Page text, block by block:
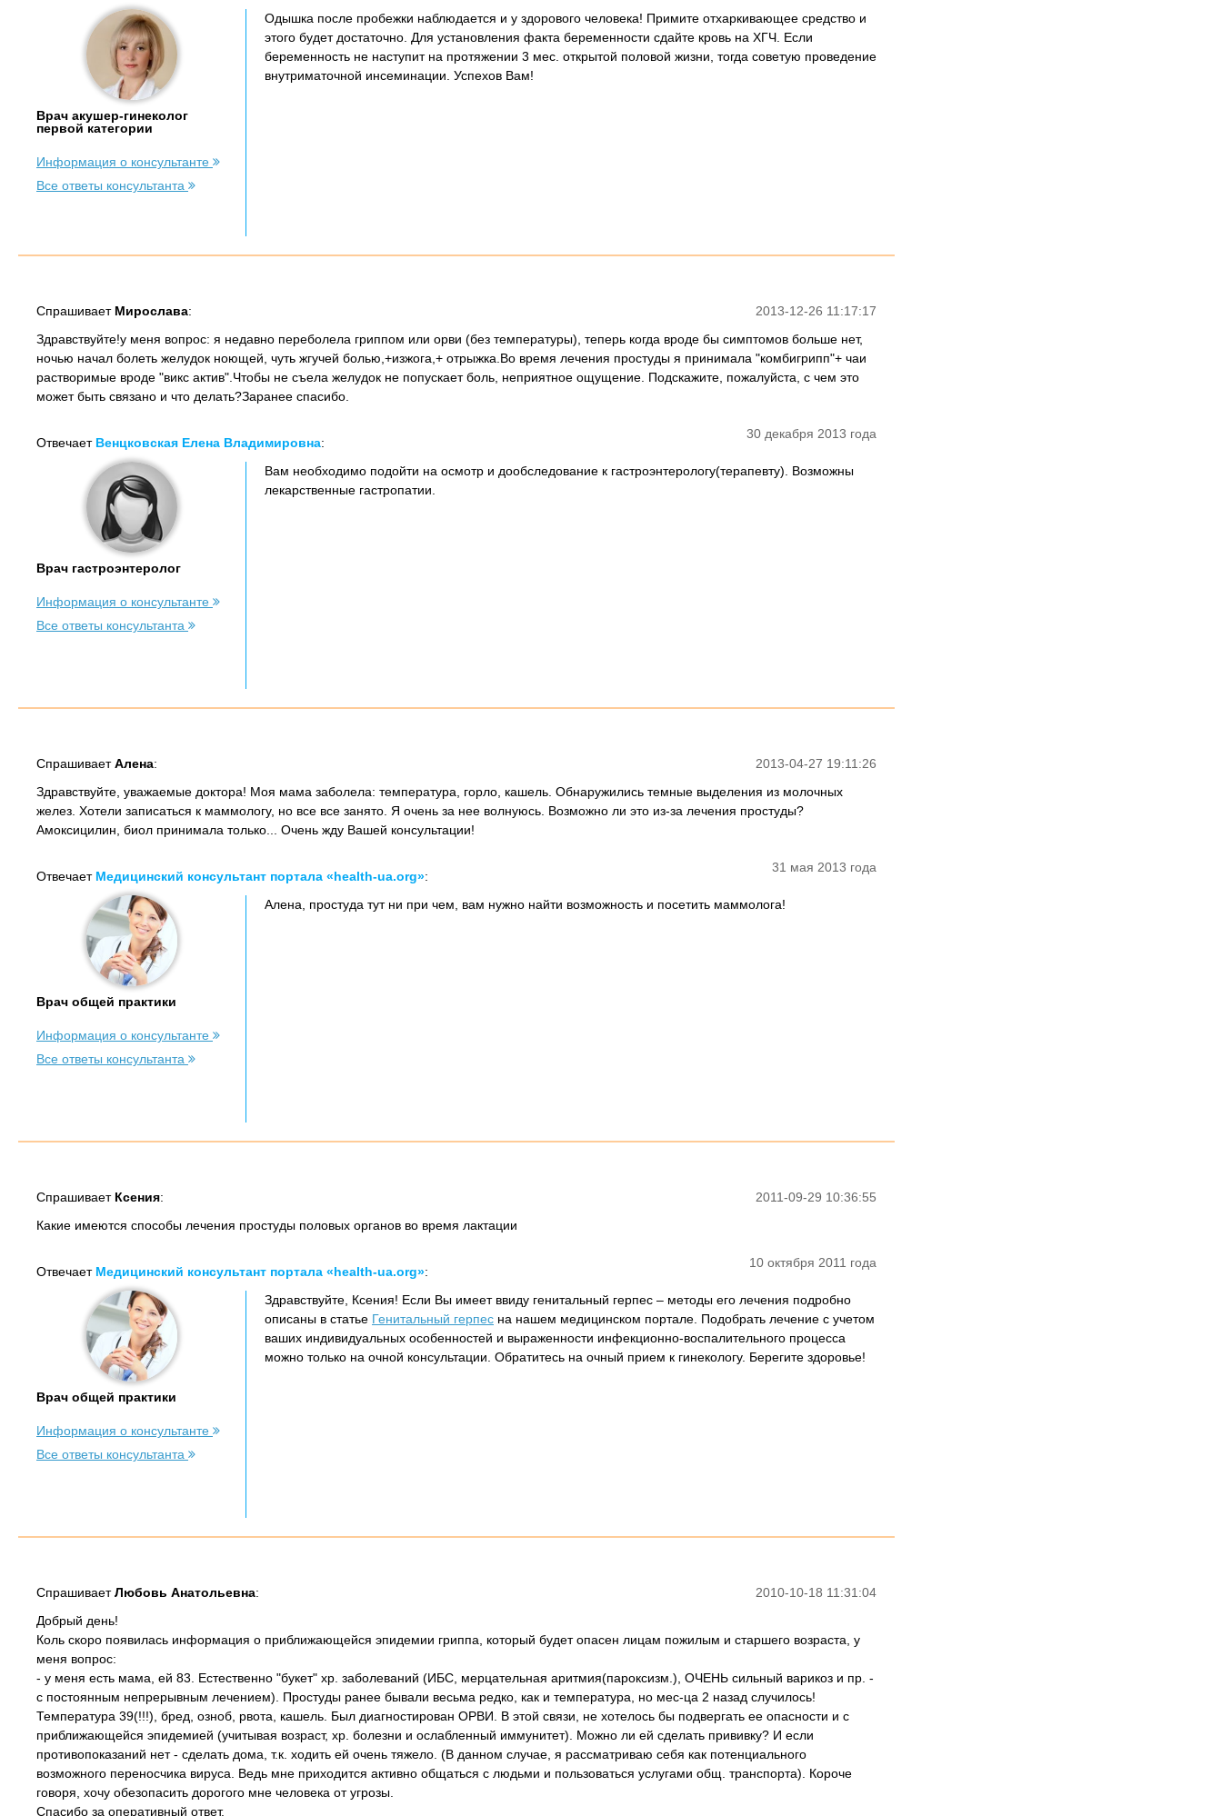
Врач акушер-гинеколог
первой категории
Информация о консультанте
Все ответы консультанта
Одышка после пробежки наблюдается и у здорового человека! Примите отхаркивающее средство и
этого будет достаточно. Для установления факта беременности сдайте кровь на ХГЧ. Если
беременность не наступит на протяжении 3 мес. открытой половой жизни, тогда советую проведение
внутриматочной инсеминации. Успехов Вам!
2013-12-26 11:17:17
Спрашивает Мирослава:
Здравствуйте!у меня вопрос: я недавно переболела гриппом или орви (без температуры), теперь когда вроде бы симптомов больше нет,
ночью начал болеть желудок ноющей, чуть жгучей болью,+изжога,+ отрыжка.Во время лечения простуды я принимала "комбигрипп"+ чаи
растворимые вроде "викс актив".Чтобы не съела желудок не попускает боль, неприятное ощущение. Подскажите, пожалуйста, с чем это
может быть связано и что делать?Заранее спасибо.
30 декабря 2013 года
Отвечает Венцковская Елена Владимировна:
Врач гастроэнтеролог
Информация о консультанте
Все ответы консультанта
Вам необходимо подойти на осмотр и дообследование к гастроэнтерологу(терапевту). Возможны
лекарственные гастропатии.
2013-04-27 19:11:26
СпрашиваетАлена:
Здравствуйте, уважаемые доктора! Моя мама заболела: температура, горло, кашель. Обнаружились темные выделения из молочных
желез. Хотели записаться к маммологу, но все все занято. Я очень за нее волнуюсь. Возможно ли это из-за лечения простуды?
Амоксицилин, биол принимала только... Очень жду Вашей консультации!
31 мая 2013 года
Отвечает Медицинский консультант портала «health-ua.org»:
Врач общей практики
Информация о консультанте
Все ответы консультанта
Алена, простуда тут ни при чем, вам нужно найти возможность и посетить маммолога!
2011-09-29 10:36:55
Спрашивает Ксения:
Какие имеются способы лечения простуды половых органов во время лактации
10 октября 2011 года
Отвечает Медицинский консультант портала «health-ua.org»:
Врач общей практики
Информация о консультанте
Все ответы консультанта
Здравствуйте, Ксения! Если Вы имеет ввиду генитальный герпес – методы его лечения подробно
описаны в статье Генитальный герпес на нашем медицинском портале. Подобрать лечение с учетом
ваших индивидуальных особенностей и выраженности инфекционно-воспалительного процесса
можно только на очной консультации. Обратитесь на очный прием к гинекологу. Берегите здоровье!
2010-10-18 11:31:04
СпрашиваетЛюбовь Анатольевна:
Добрый день!
Коль скоро появилась информация о приближающейся эпидемии гриппа, который будет опасен лицам пожилым и старшего возраста, у
меня вопрос:
- у меня есть мама, ей 83. Естественно "букет" хр. заболеваний (ИБС, мерцательная аритмия(пароксизм.), ОЧЕНЬ сильный варикоз и пр. -
с постоянным непрерывным лечением). Простуды ранее бывали весьма редко, как и температура, но мес-ца 2 назад случилось!
Температура 39(!!!), бред, озноб, рвота, кашель. Был диагностирован ОРВИ. В этой связи, не хотелось бы подвергать ее опасности и с
приближающейся эпидемией (учитывая возраст, хр. болезни и ослабленный иммунитет). Можно ли ей сделать прививку? И если
противопоказаний нет - сделать дома, т.к. ходить ей очень тяжело. (В данном случае, я рассматриваю себя как потенциального
возможного переносчика вируса. Ведь мне приходится активно общаться с людьми и пользоваться услугами общ. транспорта). Короче
говоря, хочу обезопасить дорогого мне человека от угрозы.
Спасибо за оперативный ответ.